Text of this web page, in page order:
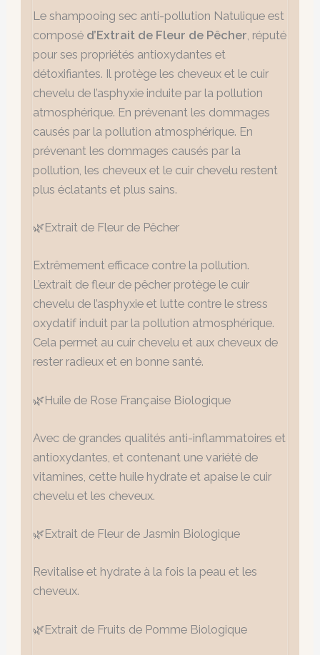
Le shampooing sec anti-pollution Natulique est
composé d’Extrait de Fleur de Pêcher , réputé
pour ses propriétés antioxydantes et
détoxifiantes. Il protège les cheveux et le cuir
chevelu de l’asphyxie induite par la pollution
atmosphérique. En prévenant les dommages
causés par la pollution atmosphérique. En
prévenant les dommages causés par la
pollution, les cheveux et le cuir chevelu restent
plus éclatants et plus sains.
🌿Extrait de Fleur de Pêcher
Extrêmement efficace contre la pollution.
L’extrait de fleur de pêcher protège le cuir
chevelu de l’asphyxie et lutte contre le stress
oxydatif induit par la pollution atmosphérique.
Cela permet au cuir chevelu et aux cheveux de
rester radieux et en bonne santé.
🌿Huile de Rose Française Biologique
Avec de grandes qualités anti-inflammatoires et
antioxydantes, et contenant une variété de
vitamines, cette huile hydrate et apaise le cuir
chevelu et les cheveux.
🌿Extrait de Fleur de Jasmin Biologique
Revitalise et hydrate à la fois la peau et les
cheveux.
🌿Extrait de Fruits de Pomme Biologique